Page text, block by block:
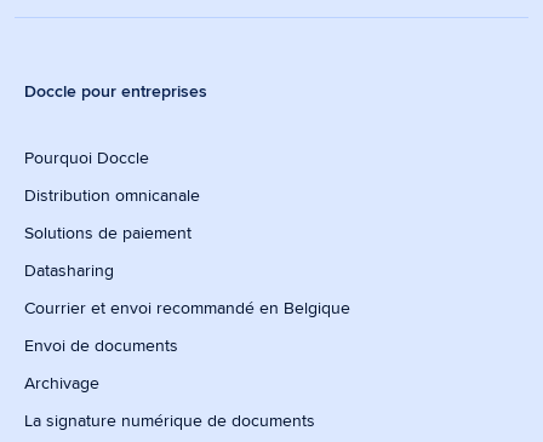
Doccle pour entreprises
Pourquoi Doccle
Distribution omnicanale
Solutions de paiement
Datasharing
Courrier et envoi recommandé en Belgique
Envoi de documents
Archivage
La signature numérique de documents